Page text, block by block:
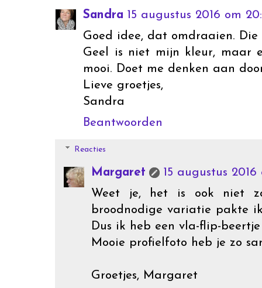
Sandra 15 augustus 2016 om
Goed idee, dat omdraaien.
Geel is niet mijn kleur, maar
mooi. Doet me denken aan
Lieve groetjes,
Sandra
Beantwoorden
Reacties
Margaret
15 augustus 2016
Weet je, het is ook niet
broodnodige variatie pakte
Dus ik heb een vla-flip-
Mooie profielfoto heb je zo
Groetjes, Margaret